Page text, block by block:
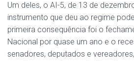
Um deles, o AI-5, de 13 de
instrumento que deu ao regime
primeira consequência foi o
Nacional por quase um ano e o
senadores, deputados e